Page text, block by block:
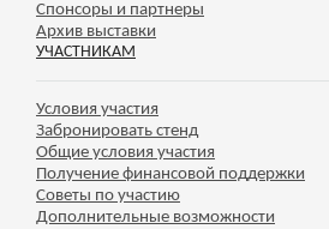
Спонсоры и партнеры
Архив выставки
УЧАСТНИКАМ
Условия участия
Забронировать стенд
Общие условия участия
Получение финансовой поддержки
Советы по участию
Дополнительные возможности